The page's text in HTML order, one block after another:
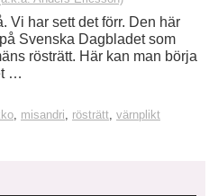
Vi har sett det förr. Den här
Svenska Dagbladet som
rösträtt. Här kan man börja
…
, misandri, rösträtt, värnplikt